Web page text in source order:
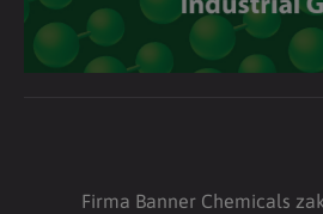
Firma Banner Chemicals